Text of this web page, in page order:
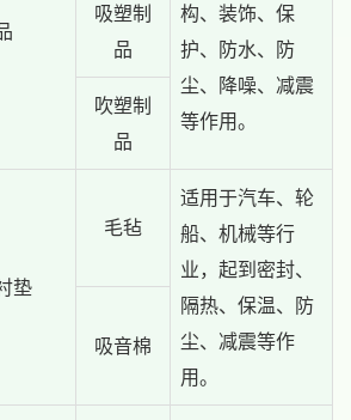
构、装饰、保
护、防水、防
尘、降噪、减震
等作用。
吸塑制
品
吹塑制
品
垫
毛毡
适用于汽车、轮
船、机械等行
业，起到密封、
隔热、保温、防
尘、减震等作
用。
吸音棉